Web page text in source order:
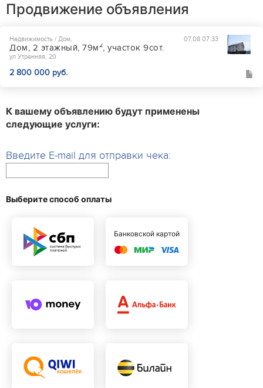
Продвижение объявления
07.08 07:33
Недвижимость / Дом,
Дом, 2 этажный, 79м2, участок 9сот.
ул Утренняя, 20
2 800 000 руб.
К вашему объявлению будут применены
следующие услуги:
Введите E-mail для отправки чека:
Выберите способ оплаты
Банковской картой